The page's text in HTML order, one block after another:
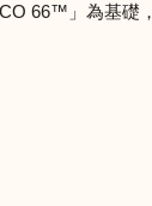
66™」為基礎